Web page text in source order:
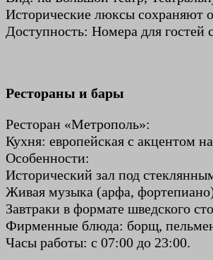
Исторические люксы сохраняют
Доступность: Номера для
Рестораны и бары
Ресторан «Метрополь»:
Кухня: европейская с акцентом
Особенности:
Исторический зал под
Живая музыка (арфа,
Завтраки в формате шведского
Фирменные блюда: борщ,
Часы работы: с 07:00 до 23:00.